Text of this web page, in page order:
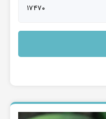
17470